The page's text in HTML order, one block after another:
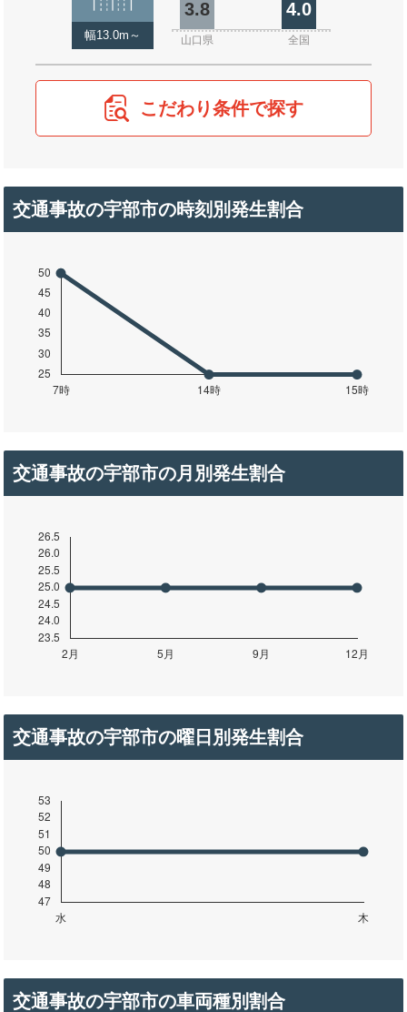
幅13.0m～
3.8 4.0
山口県 全国
こだわり条件で探す
交通事故の宇部市の時刻別発生割合
交通事故の宇部市の月別発生割合
交通事故の宇部市の曜日別発生割合
交通事故の宇部市の車両種別割合